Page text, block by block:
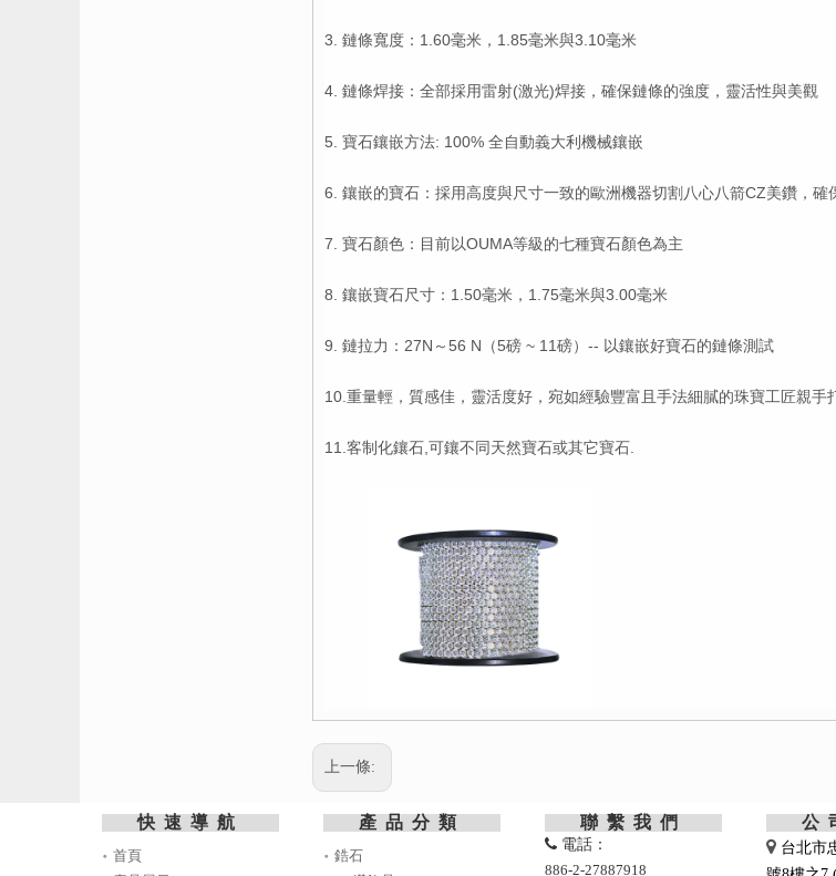
3. 鏈條寬度：1.60毫米，1.85毫米與3.10毫米
4. 鏈條焊接：全部採用雷射(激光)焊接，確保鏈條的強度，靈活性與美觀
5. 寶石鑲嵌方法: 100% 全自動義大利機械鑲嵌
6. 鑲嵌的寶石：採用高度與尺寸一致的歐洲機器切割八心八箭CZ美鑽，確
7. 寶石顏色：目前以OUMA等級的七種寶石顏色為主
8. 鑲嵌寶石尺寸：1.50毫米，1.75毫米與3.00毫米
9. 鏈拉力：27N～56 N（5磅 ~ 11磅）-- 以鑲嵌好寶石的鏈條測試
10.重量輕，質感佳，靈活度好，宛如經驗豐富且手法細膩的珠寶工匠親手
11.客制化鑲石,可鑲不同天然寶石或其它寶石.
上一條:
快速導航
首頁
產品分類
鋯石
聯繫我們
 電話：
886-2-27887918
公
 台北市